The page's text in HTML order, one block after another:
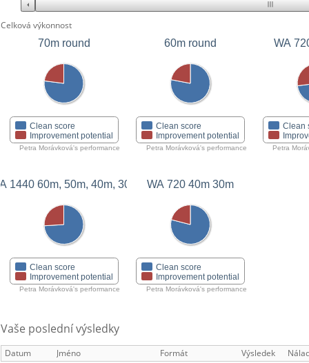
Celková výkonnost
70m round
Clean score
Improvement potential
Petra Morávková's performance
60m round
Clean score
Improvement potential
Petra Morávková's performance
WA
Clean
Petra
1440 60m, 50m, 40m, 30m
Clean score
Improvement potential
Petra Morávková's performance
WA 720 40m 30m
Clean score
Improvement potential
Petra Morávková's performance
Vaše poslední výsledky
Datum Jméno Formát Výsledek